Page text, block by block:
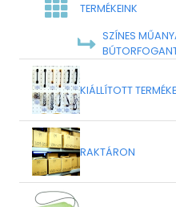
TERMÉKEINK
SZÍNES
KIÁLLÍTOTT
RAKTÁRON